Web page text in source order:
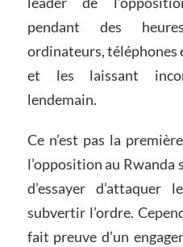
pendant des
ordinateurs,
et les laissant
lendemain.
Ce n’est pas la
l’opposition au Rwanda
d’essayer d’attaquer
subvertir l’ordre.
fait preuve d’un